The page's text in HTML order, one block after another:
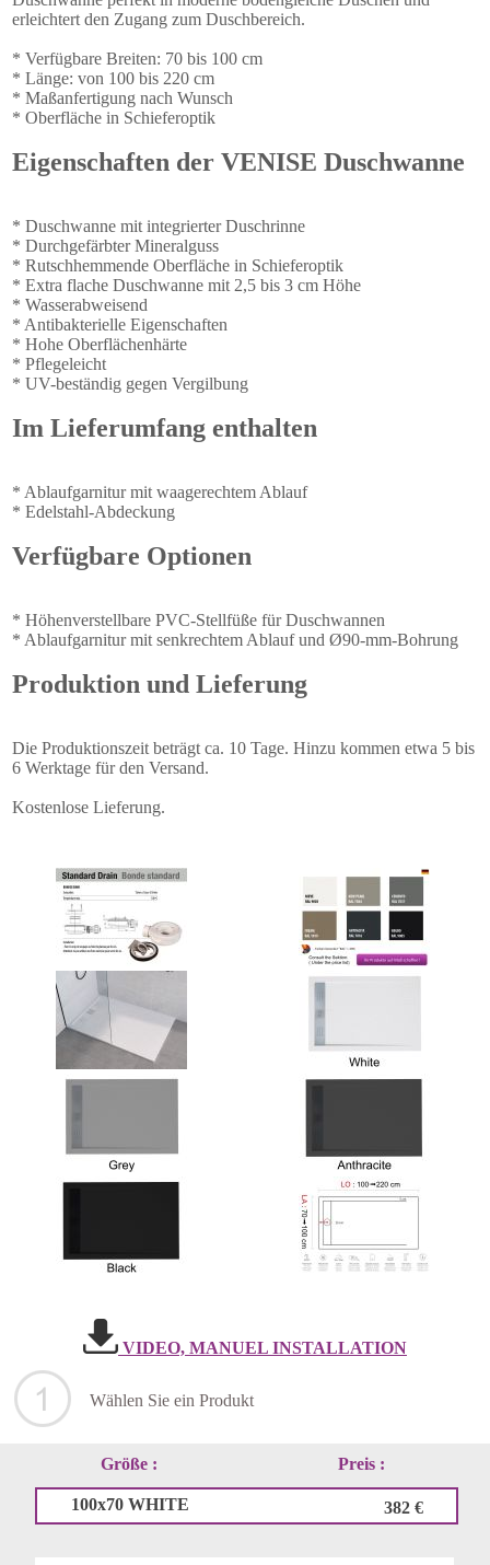
erleichtert den Zugang zum Duschbereich.
* Verfügbare Breiten: 70 bis 100 cm
* Länge: von 100 bis 220 cm
* Maßanfertigung nach Wunsch
* Oberfläche in Schieferoptik
Eigenschaften der VENISE Duschwanne
* Duschwanne mit integrierter Duschrinne
* Durchgefärbter Mineralguss
* Rutschhemmende Oberfläche in Schieferoptik
* Extra flache Duschwanne mit 2,5 bis 3 cm Höhe
* Wasserabweisend
* Antibakterielle Eigenschaften
* Hohe Oberflächenhärte
* Pflegeleicht
* UV-beständig gegen Vergilbung
Im Lieferumfang enthalten
* Ablaufgarnitur mit waagerechtem Ablauf
* Edelstahl-Abdeckung
Verfügbare Optionen
* Höhenverstellbare PVC-Stellfüße für Duschwannen
* Ablaufgarnitur mit senkrechtem Ablauf und Ø90-mm-Bohrung
Produktion und Lieferung
Die Produktionszeit beträgt ca. 10 Tage. Hinzu kommen etwa 5 bis
6 Werktage für den Versand.
Kostenlose Lieferung.
VIDEO, MANUEL INSTALLATION
Wählen Sie ein Produkt
Größe : Preis :
100x70 WHITE 382 €